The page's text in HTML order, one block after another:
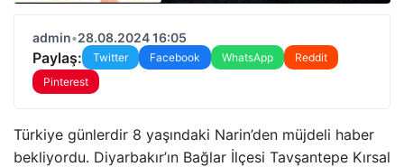
admin•28.08.2024 16:05
Paylaş: Twitter Facebook WhatsApp
Reddit
Pinterest
Türkiye günlerdir 8 yaşındaki Narin’den müjdeli haber
bekliyordu. Diyarbakır’ın Bağlar İlçesi Tavşantepe Kırsal